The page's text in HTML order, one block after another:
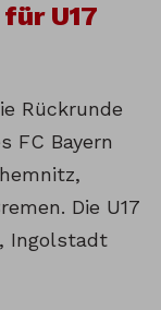
U17
Rückrunde
FC Bayern
Die U17
Ingolstadt